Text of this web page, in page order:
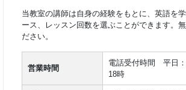
レギュラー
16,500
円(税込) / 月
回数：8 / 1セッション
Pコース （小学生）
エキスプレス
17,600 円(税込) / 月
回数：8 / 1セッション60
当教室の講師は自身の経験をもとに、英語を
ース、レッスン回数を選ぶことができます。
ださい。
営業時間
電話受付時間 平日：
18時